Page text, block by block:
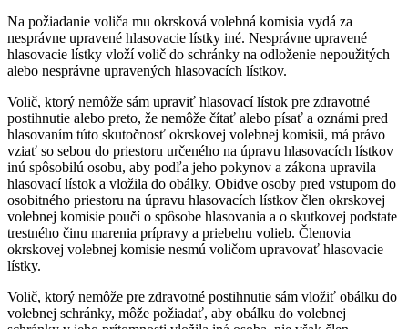
Na požiadanie voliča mu okrsková volebná komisia vydá za
nesprávne upravené hlasovacie lístky iné. Nesprávne upravené
hlasovacie lístky vloží volič do schránky na odloženie nepoužitých
alebo nesprávne upravených hlasovacích lístkov.
Volič, ktorý nemôže sám upraviť hlasovací lístok pre zdravotné
postihnutie alebo preto, že nemôže čítať alebo písať a oznámi pred
hlasovaním túto skutočnosť okrskovej volebnej komisii, má právo
vziať so sebou do priestoru určeného na úpravu hlasovacích lístkov
inú spôsobilú osobu, aby podľa jeho pokynov a zákona upravila
hlasovací lístok a vložila do obálky. Obidve osoby pred vstupom do
osobitného priestoru na úpravu hlasovacích lístkov člen okrskovej
volebnej komisie poučí o spôsobe hlasovania a o skutkovej podstate
trestného činu marenia prípravy a priebehu volieb. Členovia
okrskovej volebnej komisie nesmú voličom upravovať hlasovacie
lístky.
Volič, ktorý nemôže pre zdravotné postihnutie sám vložiť obálku do
volebnej schránky, môže požiadať, aby obálku do volebnej